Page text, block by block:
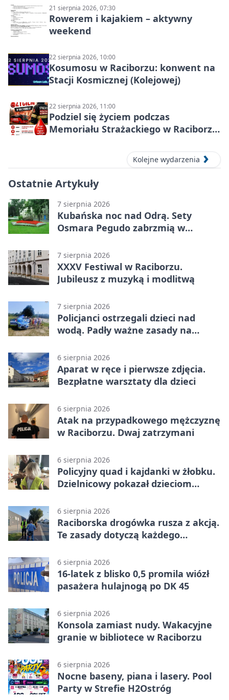
21 sierpnia 2026, 07:30
Rowerem i kajakiem – aktywny
weekend
22 sierpnia 2026, 10:00
Kosumosu w Raciborzu: konwent na
Stacji Kosmicznej (Kolejowej)
22 sierpnia 2026, 11:00
Podziel się życiem podczas
Memoriału Strażackiego w Raciborzu
Kolejne wydarzenia
Ostatnie Artykuły
7 sierpnia 2026
Kubańska noc nad Odrą. Sety
Osmara Pegudo zabrzmią w
7 sierpnia 2026
XXXV Festiwal w Raciborzu.
Jubileusz z muzyką i modlitwą
7 sierpnia 2026
Policjanci ostrzegali dzieci nad
wodą. Padły ważne zasady na
6 sierpnia 2026
Aparat w ręce i pierwsze zdjęcia.
Bezpłatne warsztaty dla dzieci
6 sierpnia 2026
Atak na przypadkowego mężczyznę
w Raciborzu. Dwaj zatrzymani
6 sierpnia 2026
Policyjny quad i kajdanki w żłobku.
Dzielnicowy pokazał dzieciom
6 sierpnia 2026
Raciborska drogówka rusza z akcją.
Te zasady dotyczą każdego
6 sierpnia 2026
16-latek z blisko 0,5 promila wiózł
pasażera hulajnogą po DK 45
6 sierpnia 2026
Konsola zamiast nudy. Wakacyjne
granie w bibliotece w Raciborzu
6 sierpnia 2026
Nocne baseny, piana i lasery. Pool
Party w Strefie H2Ostróg